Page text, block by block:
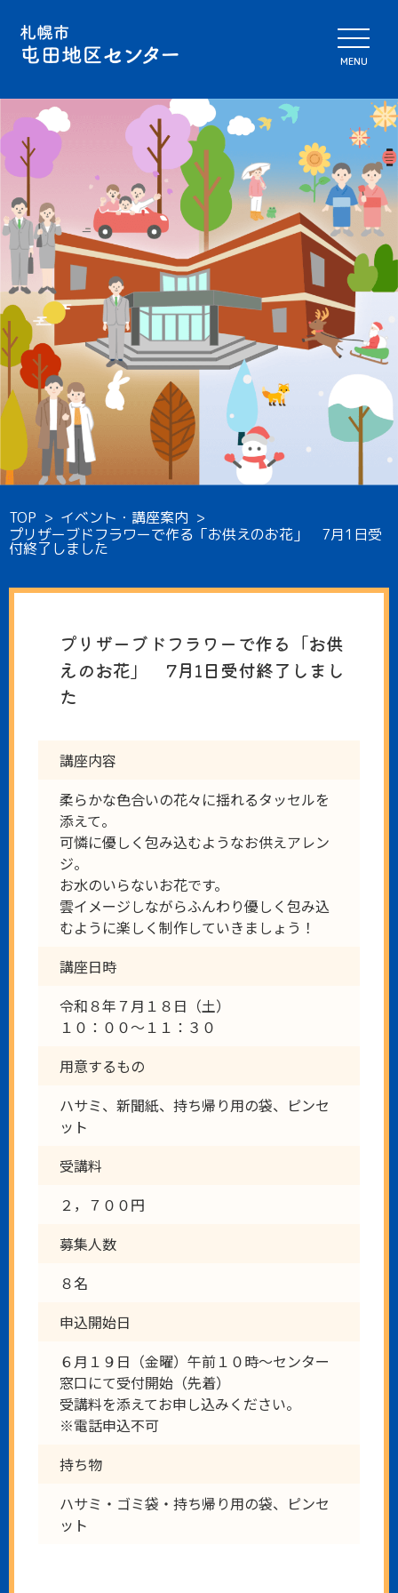
MENUメ
TOP > イベント・講座案内 >
プリザーブドフラワーで作る「お供えのお花」 7月1日受
付終了しました
プリザーブドフラワーで作る「お供
えのお花」 7月1日受付終了しまし
た
講座内容
柔らかな色合いの花々に揺れるタッセルを
添えて。
可憐に優しく包み込むようなお供えアレン
ジ。
お水のいらないお花です。
雲イメージしながらふんわり優しく包み込
むように楽しく制作していきましょう！
講座日時
令和８年７月１８日（土）
１０：００～１１：３０
用意するもの
ハサミ、新聞紙、持ち帰り用の袋、ピンセ
ット
受講料
２，７００円
募集人数
８名
申込開始日
６月１９日（金曜）午前１０時～センター
窓口にて受付開始（先着）
受講料を添えてお申し込みください。
※電話申込不可
持ち物
ハサミ・ゴミ袋・持ち帰り用の袋、ピンセ
ット